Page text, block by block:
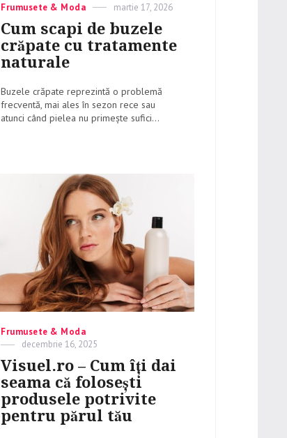
Categories
Frumusete & Moda
Posted
on
martie 17, 2026
Cum scapi de buzele
crăpate cu tratamente
naturale
Buzele crăpate reprezintă o problemă
frecventă, mai ales în sezon rece sau
atunci când pielea nu primește sufici...
Categories
Frumusete & Moda
Posted
decembrie 16, 2025
Visuel.ro – Cum îți dai
seama că folosești
produsele potrivite
pentru părul tău